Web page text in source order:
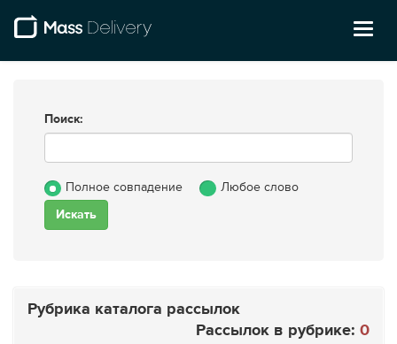
Поиск:
Полное совпадение Любое слово
Рубрика каталога рассылок
Рассылок в рубрике: 0